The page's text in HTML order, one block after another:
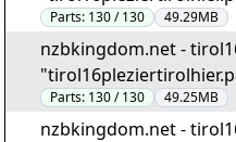
Parts: 130 / 130 49.29MB
nzbkingdom.net -
Parts: 130 / 130 49.25MB
nzbkingdom.net -